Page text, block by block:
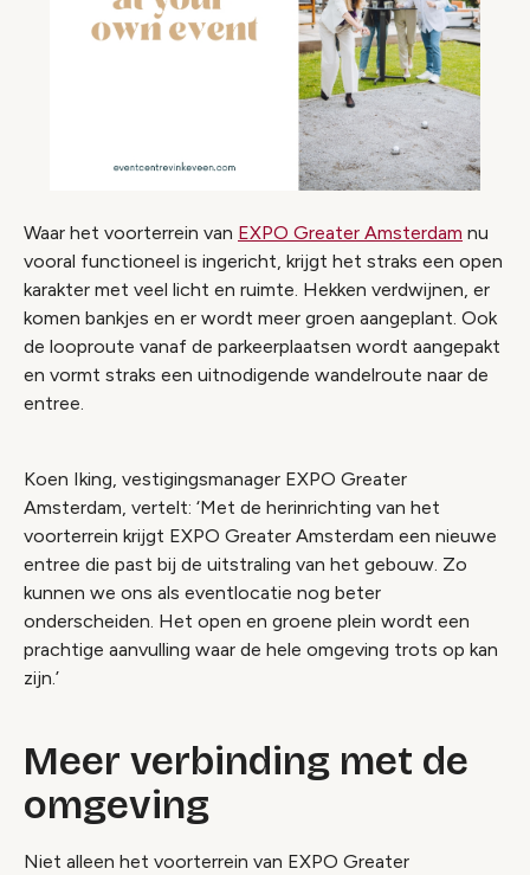
Waar het voorterrein van EXPO Greater Amsterdam nu
vooral functioneel is ingericht, krijgt het straks een open
karakter met veel licht en ruimte. Hekken verdwijnen, er
komen bankjes en er wordt meer groen aangeplant. Ook
de looproute vanaf de parkeerplaatsen wordt aangepakt
en vormt straks een uitnodigende wandelroute naar de
entree.
Koen Iking, vestigingsmanager EXPO Greater
Amsterdam, vertelt: ‘Met de herinrichting van het
voorterrein krijgt EXPO Greater Amsterdam een nieuwe
entree die past bij de uitstraling van het gebouw. Zo
kunnen we ons als eventlocatie nog beter
onderscheiden. Het open en groene plein wordt een
prachtige aanvulling waar de hele omgeving trots op kan
zijn.’
Meer verbinding met de
omgeving
Niet alleen het voorterrein van EXPO Greater